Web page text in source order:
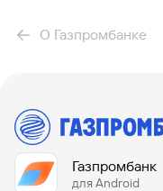
О Газпромбанке
Газпромбанк
для Android